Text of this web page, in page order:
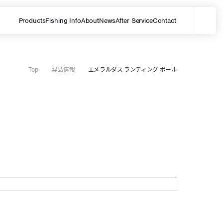
ProductsFishing InfoAboutNewsAfter ServiceContact
サイト内を検索する
Top 製品情報 エメラルダス ランディング ポール